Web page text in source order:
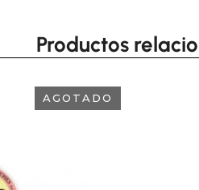
Productos
AGOTADO